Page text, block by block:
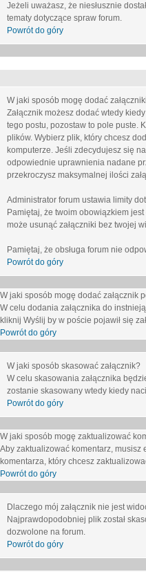
Jeżeli uważasz, że niesłusznie
tematy dotyczące spraw forum.
Powrót do góry
W jaki sposób mogę dodać
Załącznik możesz dodać wtedy
tego postu, pozostaw to pole puste.
plików. Wybierz plik, który chcesz
komputerze. Jeśli zdecydujesz się
odpowiednie uprawnienia nadane
przekroczysz maksymalnej ilości
Administrator forum ustawia limity
Pamiętaj, że twoim obowiązkiem
może usunąć załączniki bez twojej
Pamiętaj, że obsługa forum nie
Powrót do góry
W jaki sposób mogę dodać załącznik
W celu dodania załącznika do
kliknij Wyślij by w poście pojawił się
Powrót do góry
W jaki sposób skasować załącznik?
W celu skasowania załącznika
zostanie skasowany wtedy kiedy
Powrót do góry
W jaki sposób mogę zaktualizować
Aby zaktualizować komentarz,
komentarza, który chcesz
Powrót do góry
Dlaczego mój załącznik nie jest
Najprawdopodobniej plik został
dozwolone na forum.
Powrót do góry